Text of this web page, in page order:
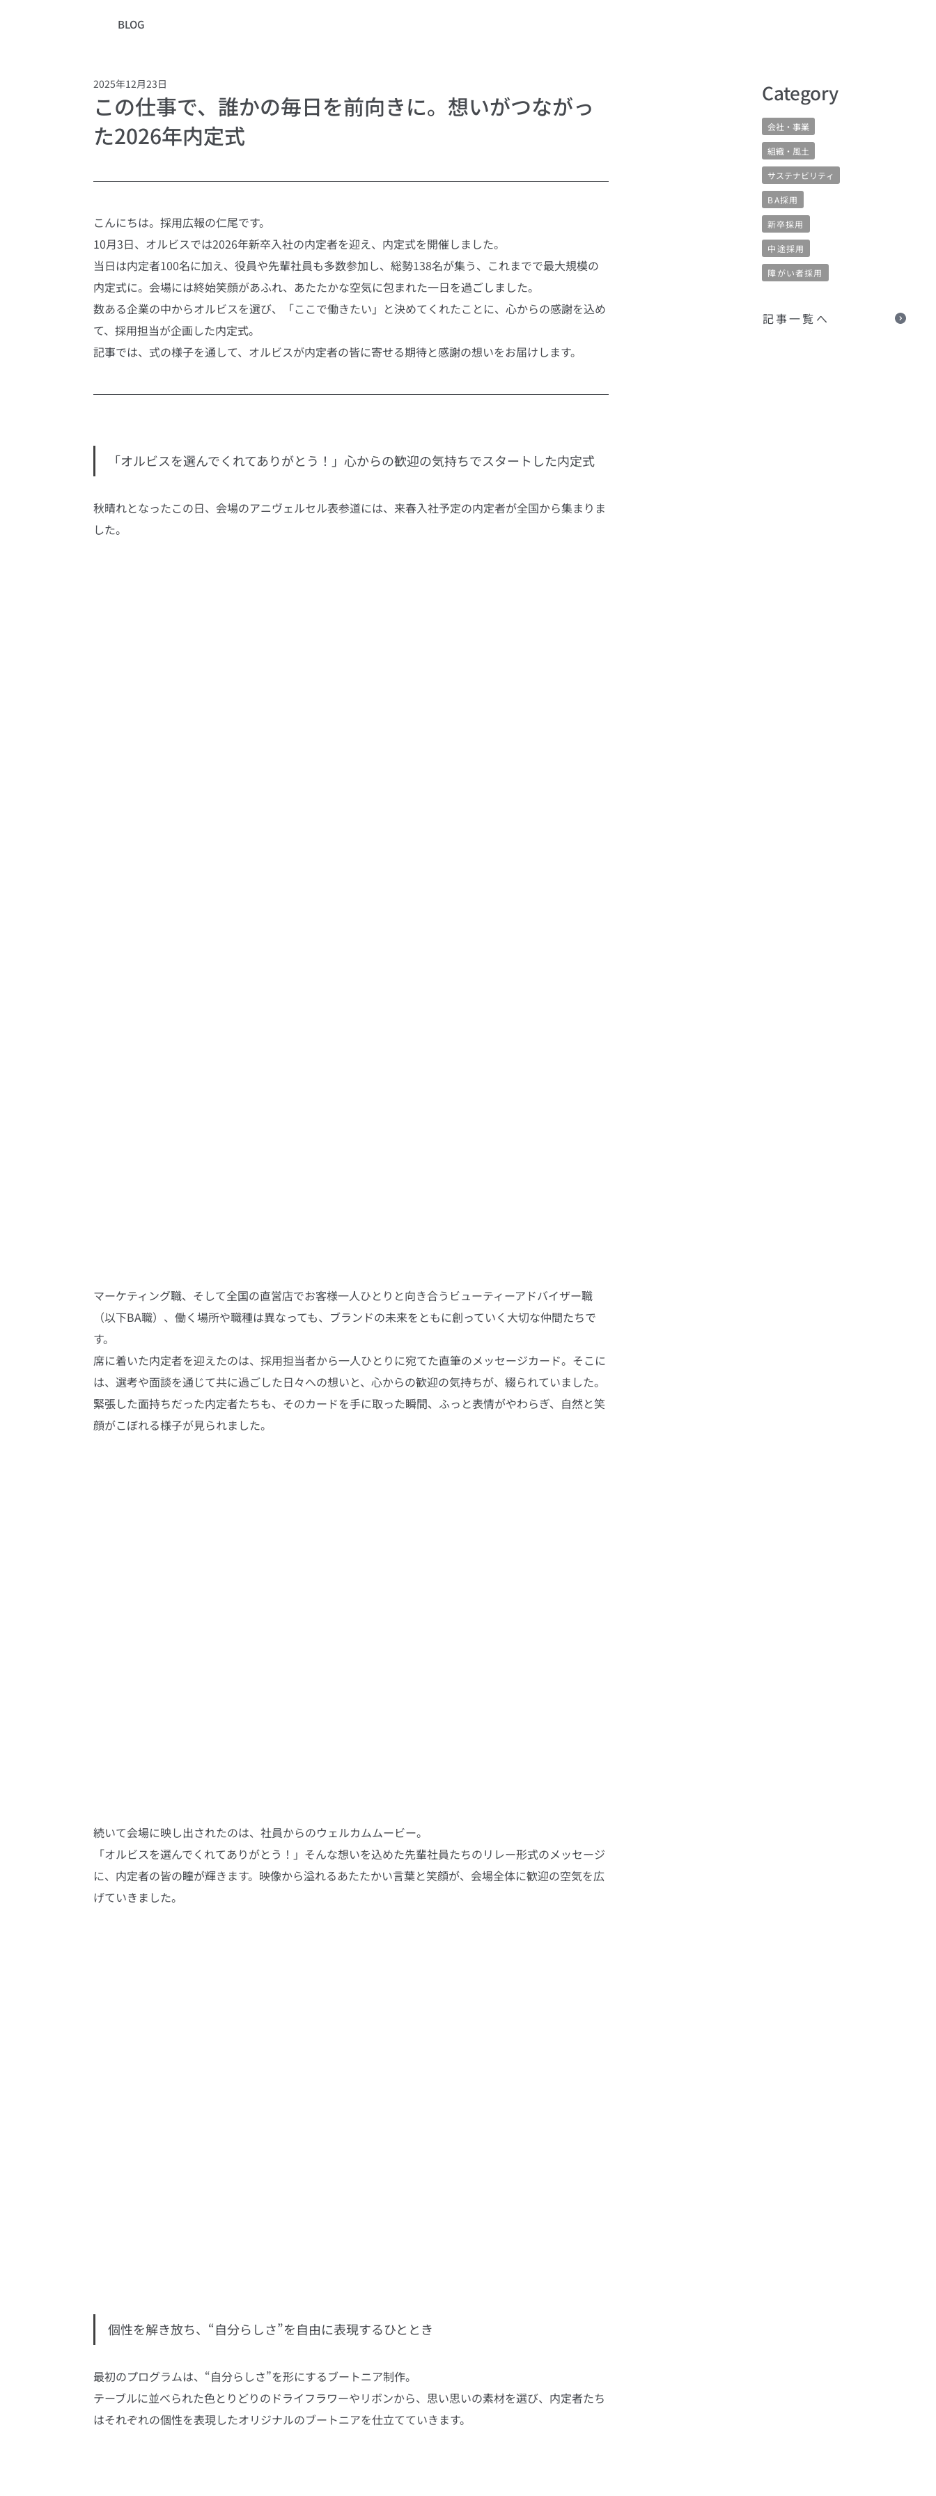
BLOG
​Category
会社・事業
組織・風土
サステナビリティ
BA採用
新卒採用
中途採用
障がい者採用
記事一覧へ
この仕事で、誰かの毎日を前向きに。想いがつながっ
た2026年内定式
2025年12月23日
こんにちは。採用広報の仁尾です。
10月3日、オルビスでは2026年新卒入社の内定者を迎え、内定式を開催しました。
当日は内定者100名に加え、役員や先輩社員も多数参加し、総勢138名が集う、これまでで最大規模の
内定式に。会場には終始笑顔があふれ、あたたかな空気に包まれた一日を過ごしました。
数ある企業の中からオルビスを選び、「ここで働きたい」と決めてくれたことに、心からの感謝を込め
て、採用担当が企画した内定式。
記事では、式の様子を通して、オルビスが内定者の皆に寄せる期待と感謝の想いをお届けします。
「オルビスを選んでくれてありがとう！」心からの歓迎の気持ちでスタートした内定式
秋晴れとなったこの日、会場のアニヴェルセル表参道には、来春入社予定の内定者が全国から集まりま
した。
マーケティング職、そして全国の直営店でお客様一人ひとりと向き合うビューティーアドバイザー職
（以下BA職）、働く場所や職種は異なっても、ブランドの未来をともに創っていく大切な仲間たちで
す。
席に着いた内定者を迎えたのは、採用担当者から一人ひとりに宛てた直筆のメッセージカード。そこに
は、選考や面談を通じて共に過ごした日々への想いと、心からの歓迎の気持ちが、綴られていました。
緊張した面持ちだった内定者たちも、そのカードを手に取った瞬間、ふっと表情がやわらぎ、自然と笑
顔がこぼれる様子が見られました。
続いて会場に映し出されたのは、社員からのウェルカムムービー。
「オルビスを選んでくれてありがとう！」そんな想いを込めた先輩社員たちのリレー形式のメッセージ
に、内定者の皆の瞳が輝きます。映像から溢れるあたたかい言葉と笑顔が、会場全体に歓迎の空気を広
げていきました。
個性を解き放ち、“自分らしさ”を自由に表現するひととき
最初のプログラムは、“自分らしさ”を形にするブートニア制作。
テーブルに並べられた色とりどりのドライフラワーやリボンから、思い思いの素材を選び、内定者たち
はそれぞれの個性を表現したオリジナルのブートニアを仕立てていきます。